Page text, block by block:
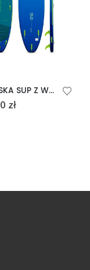
JOBE DESKA SUP Z WIOSŁEM SUPERSIZED 15.0
zł